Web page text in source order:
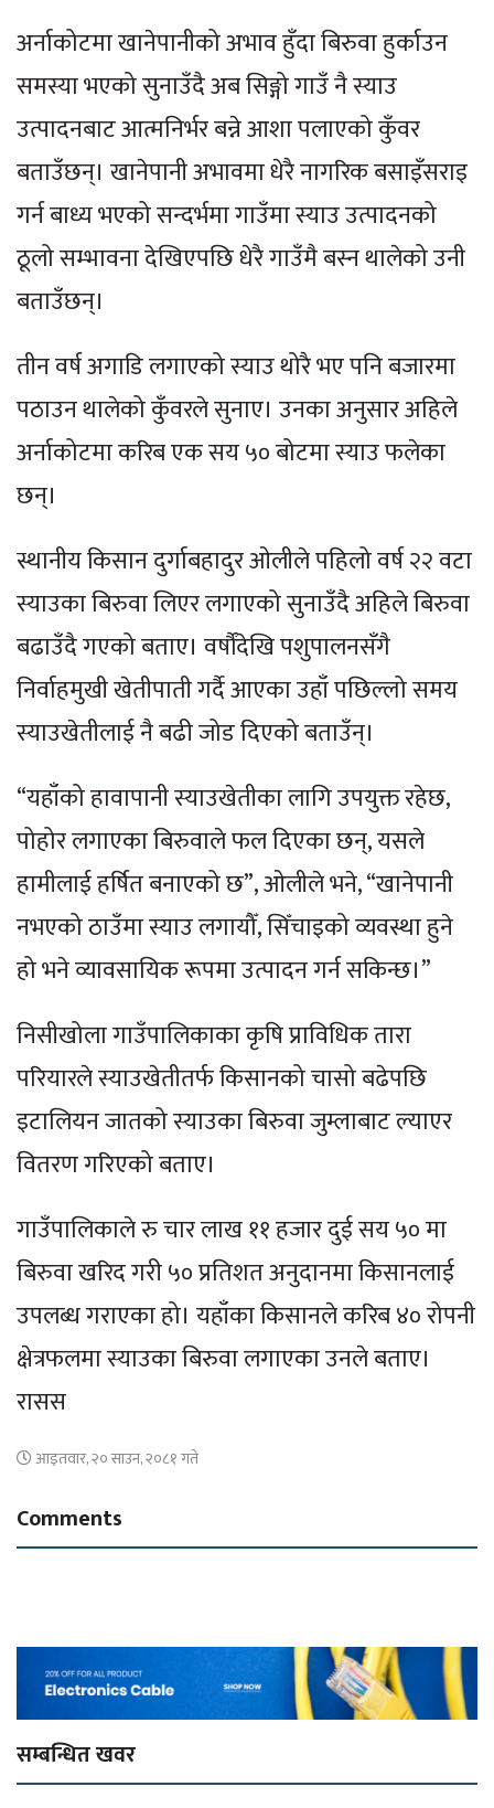
अर्नाकोटमा खानेपानीको अभाव हुँदा बिरुवा हुर्काउन
समस्या भएको सुनाउँदै अब सिङ्गो गाउँ नै स्याउ
उत्पादनबाट आत्मनिर्भर बन्ने आशा पलाएको कुँवर
बताउँछन्। खानेपानी अभावमा धेरै नागरिक बसाइँसराइ
गर्न बाध्य भएको सन्दर्भमा गाउँमा स्याउ उत्पादनको
ठूलो सम्भावना देखिएपछि धेरै गाउँमै बस्न थालेको उनी
बताउँछन्।
तीन वर्ष अगाडि लगाएको स्याउ थोरै भए पनि बजारमा
पठाउन थालेको कुँवरले सुनाए। उनका अनुसार अहिले
अर्नाकोटमा करिब एक सय ५० बोटमा स्याउ फलेका
छन्।
स्थानीय किसान दुर्गाबहादुर ओलीले पहिलो वर्ष २२ वटा
स्याउका बिरुवा लिएर लगाएको सुनाउँदै अहिले बिरुवा
बढाउँदै गएको बताए। वर्षौंदेखि पशुपालनसँगै
निर्वाहमुखी खेतीपाती गर्दै आएका उहाँ पछिल्लो समय
स्याउखेतीलाई नै बढी जोड दिएको बताउँन्।
“यहाँको हावापानी स्याउखेतीका लागि उपयुक्त रहेछ,
पोहोर लगाएका बिरुवाले फल दिएका छन्, यसले
हामीलाई हर्षित बनाएको छ”, ओलीले भने, “खानेपानी
नभएको ठाउँमा स्याउ लगायौँ, सिँचाइको व्यवस्था हुने
हो भने व्यावसायिक रूपमा उत्पादन गर्न सकिन्छ।”
निसीखोला गाउँपालिकाका कृषि प्राविधिक तारा
परियारले स्याउखेतीतर्फ किसानको चासो बढेपछि
इटालियन जातको स्याउका बिरुवा जुम्लाबाट ल्याएर
वितरण गरिएको बताए।
गाउँपालिकाले रु चार लाख ११ हजार दुई सय ५० मा
बिरुवा खरिद गरी ५० प्रतिशत अनुदानमा किसानलाई
उपलब्ध गराएका हो। यहाँका किसानले करिब ४० रोपनी
क्षेत्रफलमा स्याउका बिरुवा लगाएका उनले बताए।
रासस
आइतवार, २० साउन, २०८१ गते
Comments
सम्बन्धित खवर